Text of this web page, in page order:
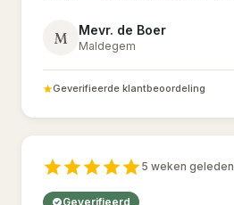
M Mevr. de Boer
Maldegem
Geverifieerde klantbeoordeling
5 weken geleden
Geverifieerd